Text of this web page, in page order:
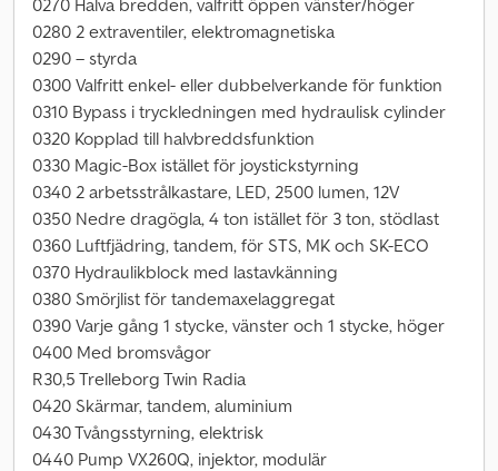
0270 Halva bredden, valfritt öppen vänster/höger
0280 2 extraventiler, elektromagnetiska
0290 – styrda
0300 Valfritt enkel- eller dubbelverkande för funktion
0310 Bypass i tryckledningen med hydraulisk cylinder
0320 Kopplad till halvbreddsfunktion
0330 Magic-Box istället för joystickstyrning
0340 2 arbetsstrålkastare, LED, 2500 lumen, 12V
0350 Nedre dragögla, 4 ton istället för 3 ton, stödlast
0360 Luftfjädring, tandem, för STS, MK och SK-ECO
0370 Hydraulikblock med lastavkänning
0380 Smörjlist för tandemaxelaggregat
0390 Varje gång 1 stycke, vänster och 1 stycke, höger
0400 Med bromsvågor
R30,5 Trelleborg Twin Radia
0420 Skärmar, tandem, aluminium
0430 Tvångsstyrning, elektrisk
0440 Pump VX260Q, injektor, modulär